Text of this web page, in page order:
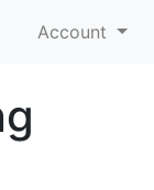
Account